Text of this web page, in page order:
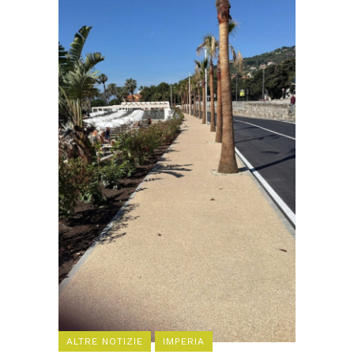
ALTRE NOTIZIE IMPERIA